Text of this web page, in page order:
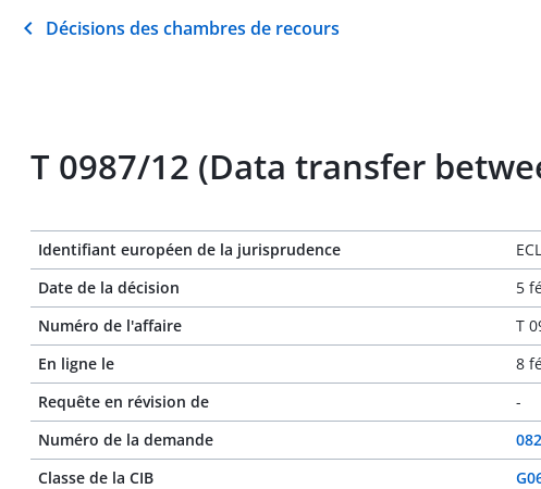
Décisions des chambres de recours
T 0987/12 (Data transfer
Identifiant européen de la jurisprudence
Date de la décision
5
Numéro de l'affaire
T
En ligne le
8
Requête en révision de
-
Numéro de la demande
Classe de la CIB